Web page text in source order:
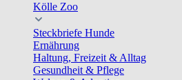
Kölle Zoo
Steckbriefe Hunde
Ernährung
Haltung, Freizeit & Alltag
Gesundheit & Pflege